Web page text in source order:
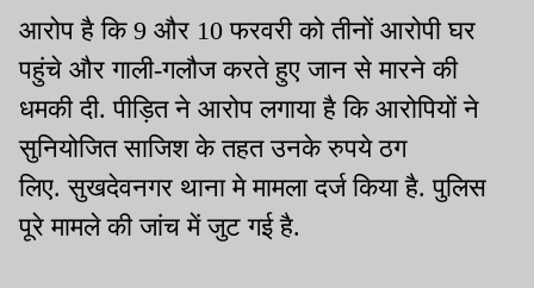
आरोप है कि 9 और 10 फरवरी को तीनों आरोपी घर
पहुंचे और गाली-गलौज करते हुए जान से मारने की
धमकी दी. पीड़ित ने आरोप लगाया है कि आरोपियों ने
सुनियोजित साजिश के तहत उनके रुपये ठग
लिए. सुखदेवनगर थाना मे मामला दर्ज किया है. पुलिस
पूरे मामले की जांच में जुट गई है.